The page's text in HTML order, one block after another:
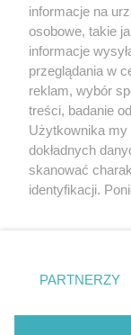
Nie zapomnij
zapoznać się z:
Twojemiasto
Piekary Śląskie
Chorzów
Tarnowskie Góry
Gliwice
informacje na
osobowe, takie
informacje
przeglądania w
reklam, wybór
treści, badanie
Użytkownika
dokładnych
skanować
identyfikacji.
prywatności
. Niektóre
zgody
takiemu
PARTNERZY